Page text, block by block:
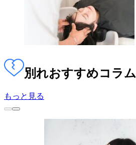
別れおすすめコラム
もっと見る